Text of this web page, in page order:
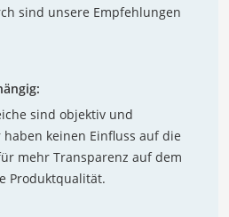
sind unsere Empfehlungen
sind objektiv und
keinen Einfluss auf die
mehr Transparenz auf dem
Produktqualität.